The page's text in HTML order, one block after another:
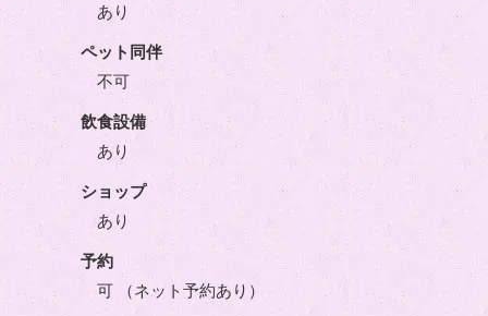
あり
ペット同伴
不可
飲食設備
あり
ショップ
あり
予約
可 （ネット予約あり）